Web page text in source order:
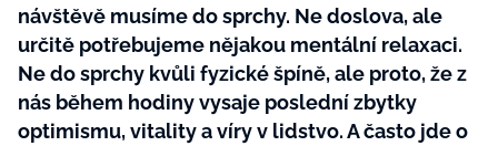
návštěvě musíme do sprchy. Ne doslova, ale
určitě potřebujeme nějakou mentální relaxaci.
Ne do sprchy kvůli fyzické špíně, ale proto, že z
nás během hodiny vysaje poslední zbytky
optimismu, vitality a víry v lidstvo. A často jde o